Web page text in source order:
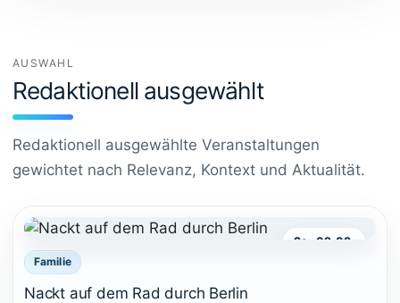
AUSWAHL
Redaktionell ausgewählt
Redaktionell ausgewählte Veranstaltungen
gewichtet nach Relevanz, Kontext und Aktualität.
So., 09.08.
Familie
Nackt auf dem Rad durch Berlin